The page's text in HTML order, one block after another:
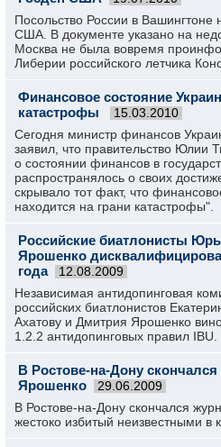
Посольство России в Вашингтоне
США. В документе указано на
Москва не была вовремя
Либерии российского летчика
Финансовое состояние
катастрофы
15.03.2010
Сегодня министр финансов
заявил, что правительство Юлии
о состоянии финансов в
распространялось о своих
скрывало тот факт, что
находится на грани катастрофы".
Российские биатлонисты
Ярошенко
года
12.08.2009
Независимая антидопинговая
российских биатлонистов
Ахатову и Дмитрия Ярошенко
1.2.2 антидопинговых правил IBU.
В Ростове-на-Дону
Ярошенко
29.06.2009
В Ростове-на-Дону скончался
жестоко избитый неизвестными в